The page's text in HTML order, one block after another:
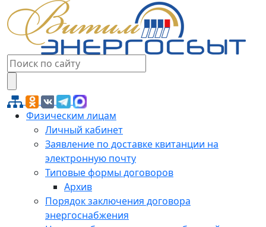
Физическим лицам
Личный кабинет
Заявление по доставке квитанции на
электронную почту
Типовые формы договоров
Архив
Порядок заключения договора
энергоснабжения